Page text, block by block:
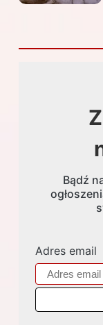
Bądź
Adres email